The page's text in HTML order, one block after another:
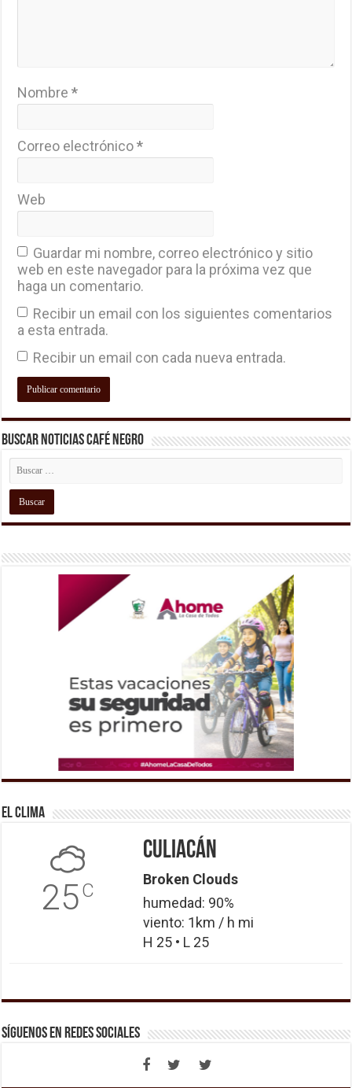
Nombre*
Correo electrónico*
Web
Guardar mi nombre, correo electrónico y sitio
web en este navegador para la próxima vez que
haga un comentario.
Recibir un email con los siguientes comentarios
a esta entrada.
Recibir un email con cada nueva entrada.
Buscar Noticias Café Negro
El Clima
25C
Culiacán
Broken Clouds
humedad: 90%
viento: 1km / h mi
H 25 • L 25
Síguenos en Redes Sociales